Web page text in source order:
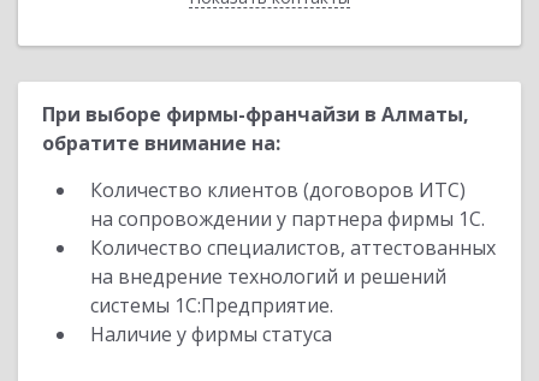
При выборе фирмы-франчайзи в Алматы,
обратите внимание на:
Количество клиентов (договоров ИТС)
на сопровождении у партнера фирмы 1С.
Количество специалистов, аттестованных
на внедрение технологий и решений
системы 1С:Предприятие.
Наличие у фирмы статуса